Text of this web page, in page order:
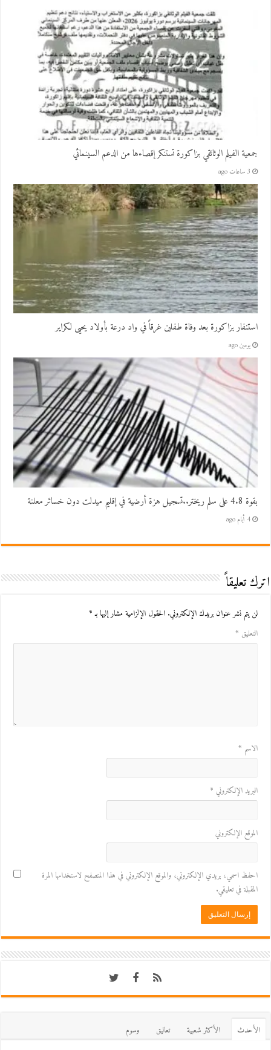
جمعية الفيلم الوثائقي بزاكورة تستنكر إقصاءها من الدعم السينمائي
3 ساعات ago
استنفار بزاكورة بعد وفاة طفلين غرقاً في واد درعة بأولاد يحيى لكراير
يومين ago
بقوة 4.8 على سلم ريختر..تسجيل هزة أرضية في إقليم ميدلت دون خسائر معلنة
4 أيام ago
اترك تعليقاً
لن يتم نشر عنوان بريدك الإلكتروني. الحقول الإلزامية مشار إليها بـ*
التعليق *
الاسم *
البريد الإلكتروني *
الموقع الإلكتروني
احفظ اسمي، بريدي الإلكتروني، والموقع الإلكتروني في هذا المتصفح لاستخدامها المرة
المقبلة في تعليقي.
اﻷحدث اﻷكثر شعبية تعاليق
وسوم